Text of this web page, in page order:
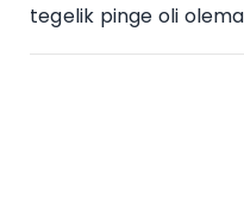
tegelik pinge oli